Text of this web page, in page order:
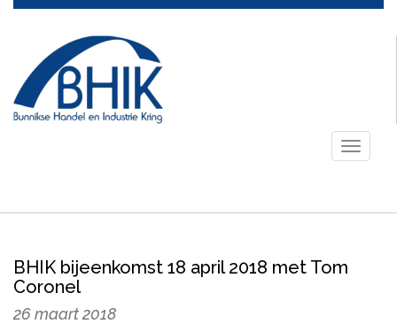
Toggle
BHIK bijeenkomst 18 april 2018 met Tom
Coronel
26 maart 2018